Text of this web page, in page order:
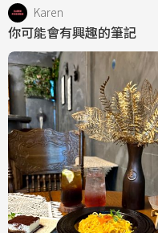
Karen
你可能會有興趣的筆記